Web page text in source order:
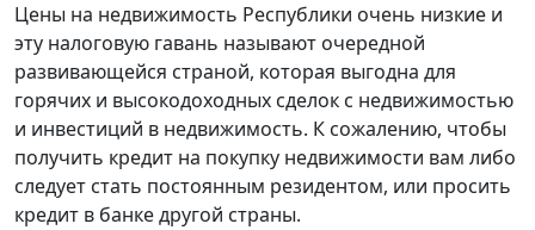
Цены на недвижимость Республики очень низкие и
эту налоговую гавань называют очередной
развивающейся страной, которая выгодна для
горячих и высокодоходных сделок с недвижимостью
и инвестиций в недвижимость. К сожалению, чтобы
получить кредит на покупку недвижимости вам либо
следует стать постоянным резидентом, или просить
кредит в банке другой страны.